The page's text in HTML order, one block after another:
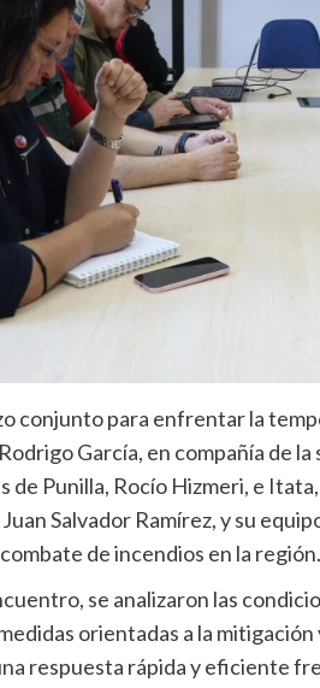
conjunto para enfrentar la
García, en compañía de
de Punilla, Rocío Hizmeri, e
Salvador Ramírez, y su
de incendios en la región.
se analizaron las
orientadas a la
respuesta rápida y eficiente